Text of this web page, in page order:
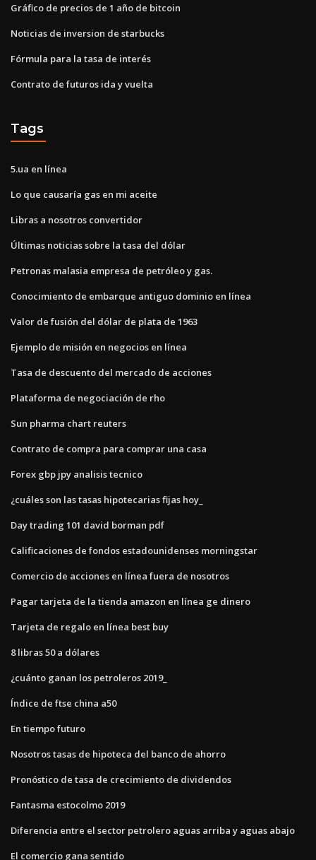
Gráfico de precios de 1 año de bitcoin
Noticias de inversion de starbucks
Fórmula para la tasa de interés
Contrato de futuros ida y vuelta
Tags
5.ua en línea
Lo que causaría gas en mi aceite
Libras a nosotros convertidor
Últimas noticias sobre la tasa del dólar
Petronas malasia empresa de petróleo y gas.
Conocimiento de embarque antiguo dominio en línea
Valor de fusión del dólar de plata de 1963
Ejemplo de misión en negocios en línea
Tasa de descuento del mercado de acciones
Plataforma de negociación de rho
Sun pharma chart reuters
Contrato de compra para comprar una casa
Forex gbp jpy analisis tecnico
¿cuáles son las tasas hipotecarias fijas hoy_
Day trading 101 david borman pdf
Calificaciones de fondos estadounidenses morningstar
Comercio de acciones en línea fuera de nosotros
Pagar tarjeta de la tienda amazon en línea ge dinero
Tarjeta de regalo en línea best buy
8 libras 50 a dólares
¿cuánto ganan los petroleros 2019_
Índice de ftse china a50
En tiempo futuro
Nosotros tasas de hipoteca del banco de ahorro
Pronóstico de tasa de crecimiento de dividendos
Fantasma estocolmo 2019
Diferencia entre el sector petrolero aguas arriba y aguas abajo
El comercio gana sentido